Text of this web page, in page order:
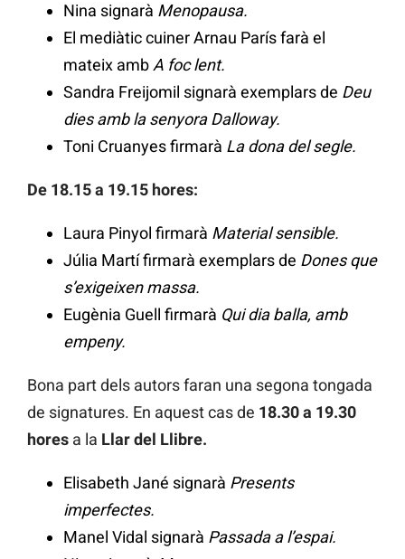
Nina signarà Menopausa.
El mediàtic cuiner Arnau París farà el
mateix amb A foc lent.
Sandra Freijomil signarà exemplars de Deu
dies amb la senyora Dalloway.
Toni Cruanyes firmarà La dona del segle.
De 18.15 a 19.15 hores:
Laura Pinyol firmarà Material sensible.
Júlia Martí firmarà exemplars de Dones que
s’exigeixen massa.
Eugènia Guell firmarà Qui dia balla, amb
empeny.
Bona part dels autors faran una segona tongada
de signatures. En aquest cas de 18.30 a 19.30
hores a la Llar del Llibre.
Elisabeth Jané signarà Presents
imperfectes.
Manel Vidal signarà Passada a l’espai.